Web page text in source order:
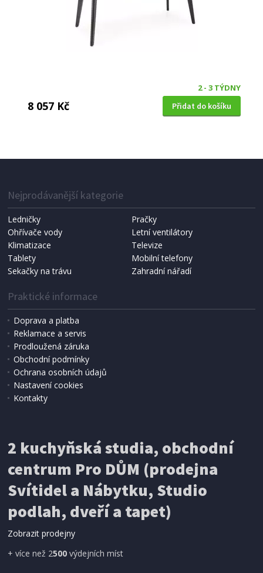
2 - 3 TÝDNY
8 057 Kč Přidat do košíku
Halmar LOPEZ kulatý, dub přírodní (2 Karton)
DOPRAVA ZDARMA
9 286 Kč
Nejprodávanější kategorie
Ledničky
Pračky
Ohřívače vody
Letní ventilátory
Klimatizace
Televize
Tablety
Mobilní telefony
Sekačky na trávu
Zahradní nářadí
Praktické informace
Doprava a platba
Reklamace a servis
Prodloužená záruka
Obchodní podmínky
Ochrana osobních údajů
Nastavení cookies
Kontakty
2 kuchyňská studia, obchodní
centrum Pro DŮM (prodejna
Svítidel a Nábytku, Studio
podlah, dveří a tapet)
Zobrazit prodejny
+ více než 2500 výdejních míst